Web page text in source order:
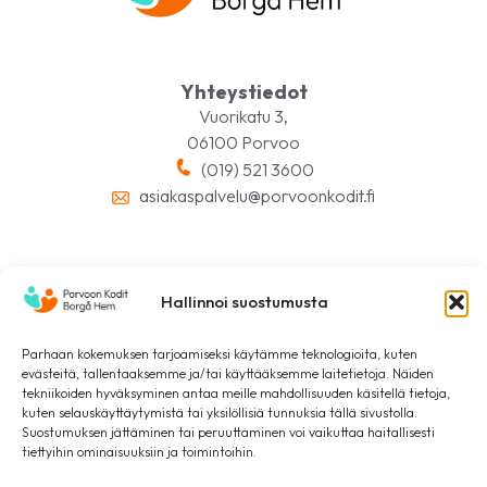
Hallinnoi suostumusta
Parhaan kokemuksen tarjoamiseksi käytämme teknologioita, kuten
evästeitä, tallentaaksemme ja/tai käyttääksemme laitetietoja. Näiden
tekniikoiden hyväksyminen antaa meille mahdollisuuden käsitellä tietoja,
kuten selauskäyttäytymistä tai yksilöllisiä tunnuksia tällä sivustolla.
Suostumuksen jättäminen tai peruuttaminen voi vaikuttaa haitallisesti
tiettyihin ominaisuuksiin ja toimintoihin.
Yhteystiedot
Vuorikatu 3,
06100 Porvoo
(019) 521 3600
asiakaspalvelu@porvoonkodit.fi
Seuraa meitä somessa
Tietosuojaseloste